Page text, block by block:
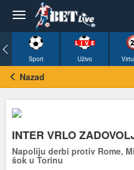
Sport Uživo
Nazad
INTER VRLO
Napoliju derbi protiv Rome,
šok u Torinu